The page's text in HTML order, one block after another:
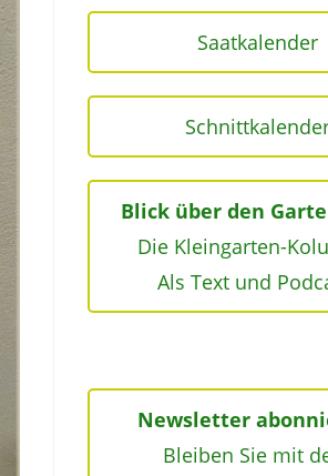
Saatkalender
Blick über den
Die Kleingarten-
Als Text und
Newsletter
Bleiben Sie mit